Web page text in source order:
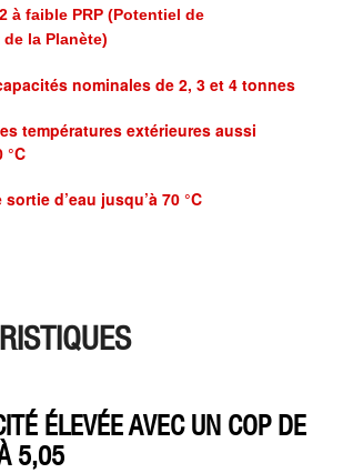
à faible PRP (Potentiel de
la Planète)
nominales de 2, 3 et 4 tonnes
températures extérieures aussi
°C
d’eau jusqu’à 70 °C
ÉLEVÉE AVEC UN COP DE
5,05